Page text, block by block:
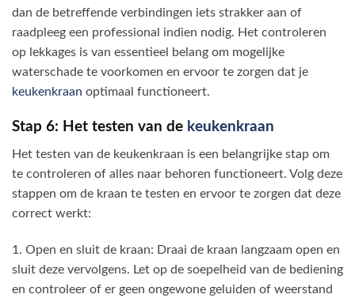
dan de betreffende verbindingen iets strakker aan of
raadpleeg een professional indien nodig. Het controleren
op lekkages is van essentieel belang om mogelijke
waterschade te voorkomen en ervoor te zorgen dat je
keukenkraan optimaal functioneert.
Stap 6: Het testen van de keukenkraan
Het testen van de keukenkraan is een belangrijke stap om
te controleren of alles naar behoren functioneert. Volg deze
stappen om de kraan te testen en ervoor te zorgen dat deze
correct werkt:
1. Open en sluit de kraan: Draai de kraan langzaam open en
sluit deze vervolgens. Let op de soepelheid van de bediening
en controleer of er geen ongewone geluiden of weerstand